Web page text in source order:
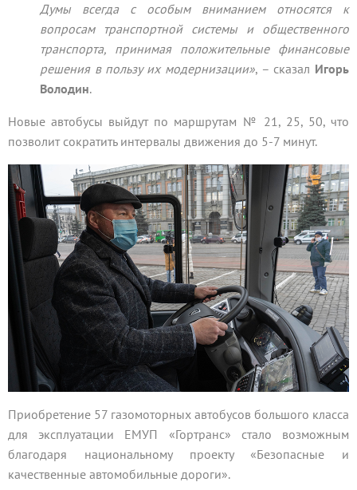
Думы всегда с особым вниманием относятся к
вопросам транспортной системы и общественного
транспорта, принимая положительные финансовые
решения в пользу их модернизации», – сказал Игорь
Володин.
Новые автобусы выйдут по маршрутам № 21, 25, 50, что
позволит сократить интервалы движения до 5-7 минут.
Приобретение 57 газомоторных автобусов большого класса
для эксплуатации ЕМУП «Гортранс» стало возможным
благодаря национальному проекту «Безопасные и
качественные автомобильные дороги».